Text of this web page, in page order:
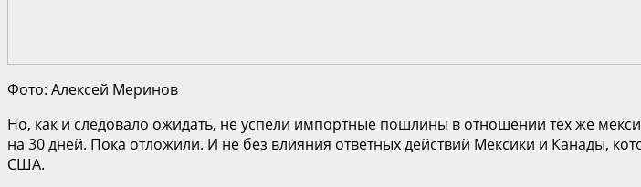
Фото: Алексей Меринов
Но, как и следовало ожидать, не успели импортные пошлины в отношении тех же
на 30 дней. Пока отложили. И не без влияния ответных действий Мексики и Канады,
США.